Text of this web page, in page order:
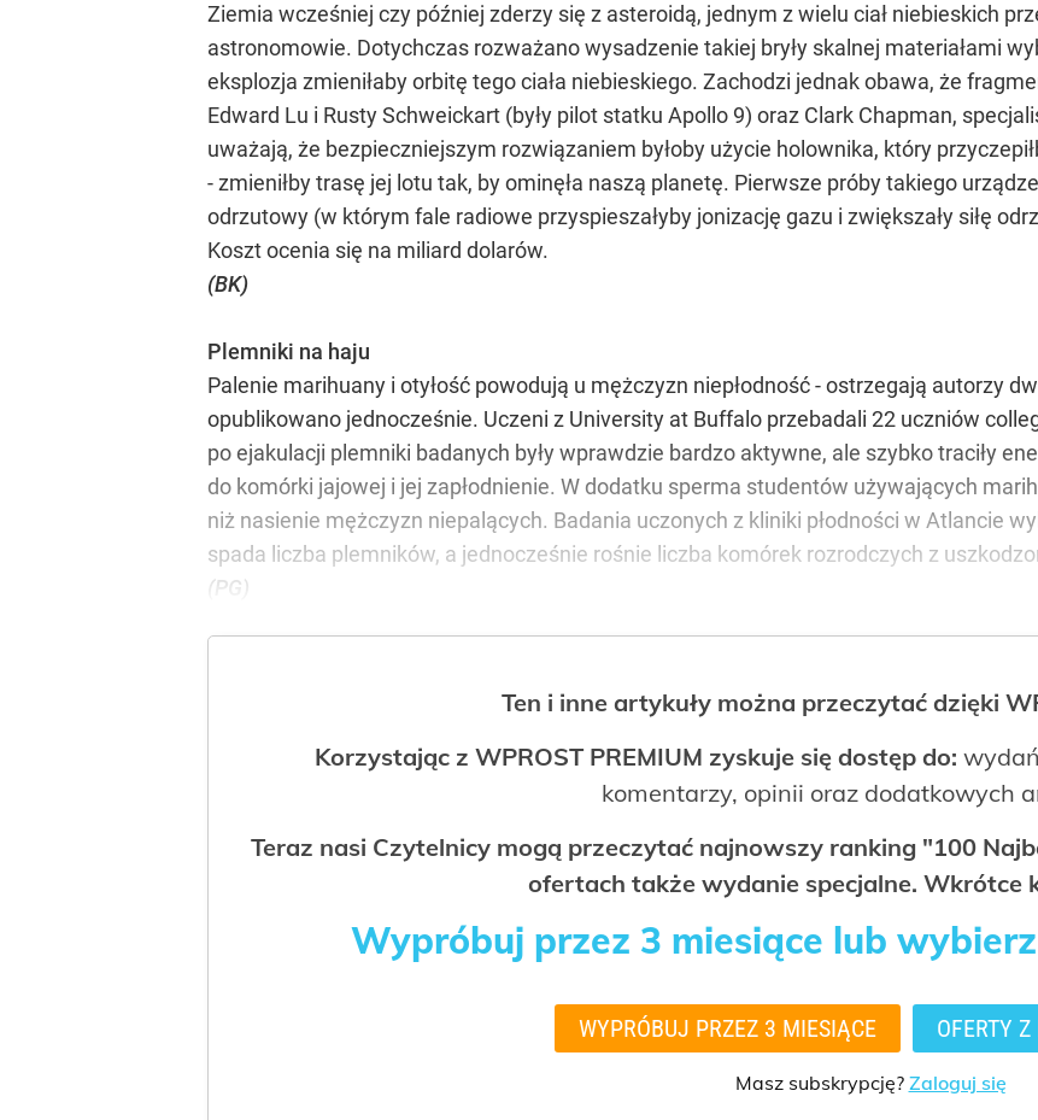
Ziemia wcześniej czy później zderzy się z asteroidą, jednym z wielu ciał niebieskich
astronomowie. Dotychczas rozważano wysadzenie takiej bryły skalnej materiałami
eksplozja zmieniłaby orbitę tego ciała niebieskiego. Zachodzi jednak obawa, że
Edward Lu i Rusty Schweickart (były pilot statku Apollo 9) oraz Clark Chapman,
uważają, że bezpieczniejszym rozwiązaniem byłoby użycie holownika, który
- zmieniłby trasę jej lotu tak, by ominęła naszą planetę. Pierwsze próby takiego
odrzutowy (w którym fale radiowe przyspieszałyby jonizację gazu i zwiększały siłę
Koszt ocenia się na miliard dolarów.
(BK)
Plemniki na haju
Palenie marihuany i otyłość powodują u mężczyzn niepłodność - ostrzegają autorzy
opublikowano jednocześnie. Uczeni z University at Buffalo przebadali 22 uczniów
po ejakulacji plemniki badanych były wprawdzie bardzo aktywne, ale szybko traciły
do komórki jajowej i jej zapłodnienie. W dodatku sperma studentów używających
niż nasienie mężczyzn niepalących. Badania uczonych z kliniki płodności w Atlancie
spada liczba plemników, a jednocześnie rośnie liczba komórek rozrodczych z
(PG)
Ten i inne artykuły można przeczytać dzięki
Korzystając z WPROST PREMIUM zyskuje się dostęp do:
komentarzy, opinii oraz dodatkowych
Teraz nasi Czytelnicy mogą przeczytać najnowszy ranking "100
ofertach także wydanie specjalne. Wkrótce
Wypróbuj przez 3 miesiące lub
WYPRÓBUJ PRZEZ 3 MIESIĄCE OFERTY
Masz subskrypcję? Zaloguj się